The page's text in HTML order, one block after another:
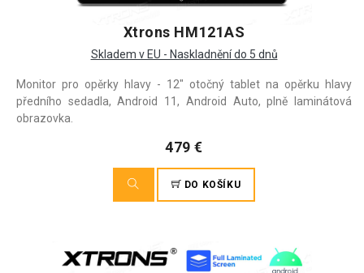
Xtrons HM121AS
Skladem v EU - Naskladnění do 5 dnů
Monitor pro opěrky hlavy - 12" otočný tablet na opěrku hlavy
předního sedadla, Android 11, Android Auto, plně laminátová
obrazovka.
479 €
DO KOŠÍKU